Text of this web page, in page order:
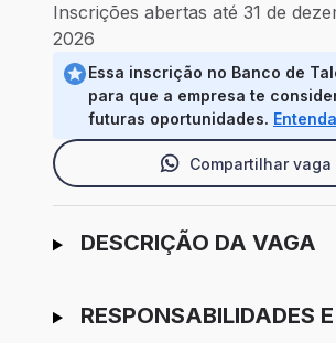
Inscrições abertas até 31 de
2026
Essa inscrição no Banco de
para que a empresa te
futuras oportunidades.
Compartilhar vaga
Ir para candidatura
DESCRIÇÃO DA VAGA
RESPONSABILIDADES E